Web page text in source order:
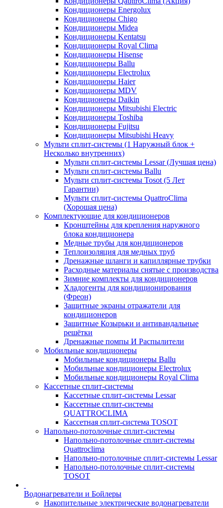
Кондиционеры Energolux
Кондиционеры Chigo
Кондиционеры Midea
Кондиционеры Kentatsu
Кондиционеры Royal Clima
Кондиционеры Hisense
Кондиционеры Ballu
Кондиционеры Electrolux
Кондиционеры Haier
Кондиционеры MDV
Кондиционеры Daikin
Кондиционеры Mitsubishi Electric
Кондиционеры Toshiba
Кондиционеры Fujitsu
Кондиционеры Mitsubishi Heavy
Мульти сплит-системы (1 Наружный блок +
Несколько внутренних)
Мульти сплит-системы Lessar (Лучшая цена)
Мульти сплит-системы Ballu
Мульти сплит-системы Tosot (5 Лет
Гарантии)
Мульти сплит-системы QuattroClima
(Хорошая цена)
Комплектующие для кондиционеров
Кронштейны для крепления наружного
блока кондиционера
Медные трубы для кондиционеров
Теплоизоляция для медных труб
Дренажные шланги и капиллярные трубки
Расходные материалы снятые с производства
Зимние комплекты для кондиционеров
Хладогенты для кондиционирования
(Фреон)
Защитные экраны отражатели для
кондиционеров
Защитные Козырьки и антивандальные
решётки
Дренажные помпы И Распылители
Мобильные кондиционеры
Мобильные кондиционеры Ballu
Мобильные кондиционеры Electrolux
Мобильные кондиционеры Royal Clima
Кассетные сплит-системы
Кассетные сплит-системы Lessar
Кассетные сплит-системы
QUATTROCLIMA
Кассетная сплит-система TOSOT
Напольно-потолочные сплит-системы
Напольно-потолочные сплит-системы
Quattroclima
Напольно-потолочные сплит-системы Lessar
Напольно-потолочные сплит-системы
TOSOT
Водонагреватели и Бойлеры
Накопительные электрические водонагреватели